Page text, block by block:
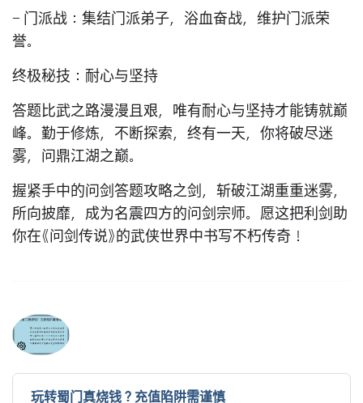
- 门派战：集结门派弟子，浴血奋战，维护门派荣
誉。
终极秘技：耐心与坚持
答题比武之路漫漫且艰，唯有耐心与坚持才能铸就巅
峰。勤于修炼，不断探索，终有一天，你将破尽迷
雾，问鼎江湖之巅。
握紧手中的问剑答题攻略之剑，斩破江湖重重迷雾，
所向披靡，成为名震四方的问剑宗师。愿这把利剑助
你在《问剑传说》的武侠世界中书写不朽传奇！
玩转蜀门真烧钱？充值陷阱需谨慎